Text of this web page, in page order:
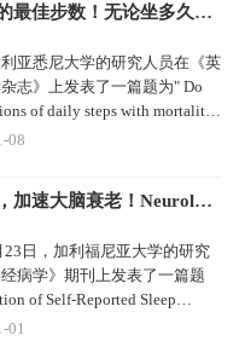
抵消久坐的最佳步数！无论坐多久，每天10000步，死亡风险最低
亚悉尼大学的研究人员在《英
志》上发表了一篇题为" Do
of daily steps with mortality
cardiovascular disease differ by
08
睡的不好，加速大脑衰老！Neurology：有这几个睡眠特征，大脑或加速衰老2.6年
23日，加利福尼亚大学的研究
病学》期刊上发表了一篇题
of Self-Reported Sleep
With Neuroimaging Markers
01